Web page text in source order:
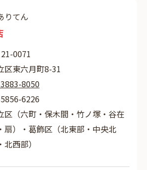
りてん
0071
区東六月町8-31
8050
6226
区（六町・保木間・竹ノ塚・谷在
扇）・葛飾区（北東部・中央北
北西部）